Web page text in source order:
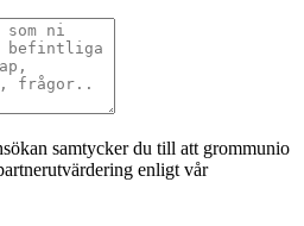
samtycker du till att grommunio
enligt vår